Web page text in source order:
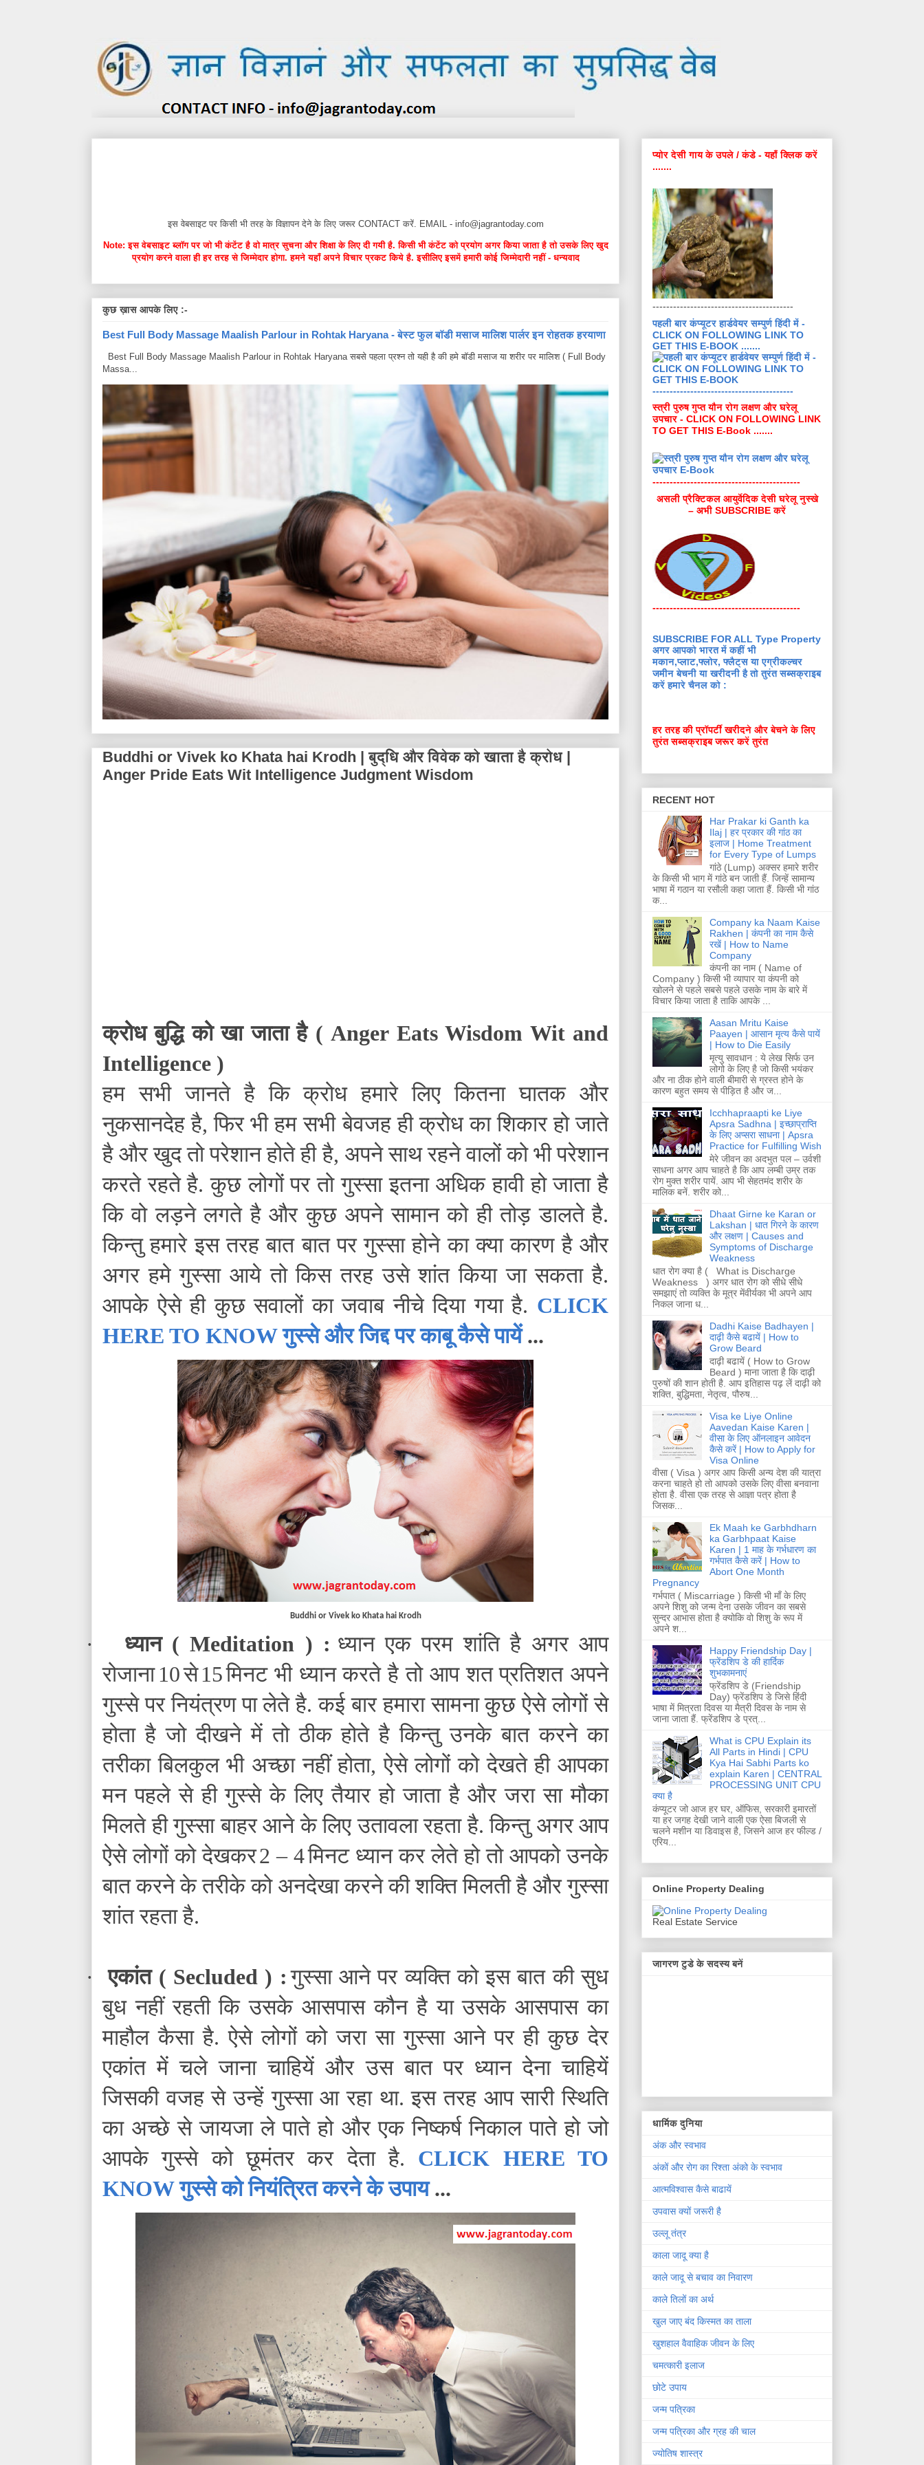
इस वेबसाइट पर किसी भी तरह के विज्ञापन देने के लिए जरूर CONTACT करें. EMAIL - info@jagrantoday.com
Note: इस वेबसाइट ब्लॉग पर जो भी कंटेंट है वो मात्र सुचना और शिक्षा के लिए दी गयी है. किसी भी कंटेंट को प्रयोग अगर किया जाता है तो उसके लिए खुद
प्रयोग करने वाला ही हर तरह से जिम्मेदार होगा. हमने यहाँ अपने विचार प्रकट किये है. इसीलिए इसमें हमारी कोई जिम्मेदारी नहीं - धन्यवाद
कुछ ख़ास आपके लिए :-
Best Full Body Massage Maalish Parlour in Rohtak Haryana - बेस्ट फुल बॉडी मसाज मालिश पार्लर इन रोहतक हरयाणा
Best Full Body Massage Maalish Parlour in Rohtak Haryana सबसे पहला प्रश्न तो यही है की हमे बॉडी मसाज या शरीर पर मालिश ( Full Body
Massa...
Buddhi or Vivek ko Khata hai Krodh | बुद्धि और विवेक को खाता है क्रोध |
Anger Pride Eats Wit Intelligence Judgment Wisdom
क्रोध बुद्धि को खा जाता है ( Anger Eats Wisdom Wit and
Intelligence )
हम सभी जानते है कि क्रोध हमारे लिए कितना घातक और
नुकसानदेह है, फिर भी हम सभी बेवजह ही क्रोध का शिकार हो जाते
है और खुद तो परेशान होते ही है, अपने साथ रहने वालों को भी परेशान
करते रहते है. कुछ लोगों पर तो गुस्सा इतना अधिक हावी हो जाता है
कि वो लड़ने लगते है और कुछ अपने सामान को ही तोड़ डालते है.
किन्तु हमारे इस तरह बात बात पर गुस्सा होने का क्या कारण है और
अगर हमे गुस्सा आये तो किस तरह उसे शांत किया जा सकता है.
आपके ऐसे ही कुछ सवालों का जवाब नीचे दिया गया है. CLICK
HERE TO KNOW गुस्से और जिद्द पर काबू कैसे पायें...
Buddhi or Vivek ko Khata hai Krodh
· ध्यान ( Meditation ) : ध्यान एक परम शांति है अगर आप
रोजाना 10से 15मिनट भी ध्यान करते है तो आप शत प्रतिशत अपने
गुस्से पर नियंत्रण पा लेते है. कई बार हमारा सामना कुछ ऐसे लोगों से
होता है जो दीखने में तो ठीक होते है किन्तु उनके बात करने का
तरीका बिलकुल भी अच्छा नहीं होता, ऐसे लोगों को देखते ही आपका
मन पहले से ही गुस्से के लिए तैयार हो जाता है और जरा सा मौका
मिलते ही गुस्सा बाहर आने के लिए उतावला रहता है. किन्तु अगर आप
ऐसे लोगों को देखकर2 – 4मिनट ध्यान कर लेते हो तो आपको उनके
बात करने के तरीके को अनदेखा करने की शक्ति मिलती है और गुस्सा
शांत रहता है.
· एकांत ( Secluded ) : गुस्सा आने पर व्यक्ति को इस बात की सुध
बुध नहीं रहती कि उसके आसपास कौन है या उसके आसपास का
माहौल कैसा है. ऐसे लोगों को जरा सा गुस्सा आने पर ही कुछ देर
एकांत में चले जाना चाहियें और उस बात पर ध्यान देना चाहियें
जिसकी वजह से उन्हें गुस्सा आ रहा था. इस तरह आप सारी स्थिति
का अच्छे से जायजा ले पाते हो और एक निष्कर्ष निकाल पाते हो जो
आपके गुस्से को छूमंतर कर देता है. CLICK HERE TO
KNOW गुस्से को नियंत्रित करने के उपाय...
प्योर देसी गाय के उपले / कंडे - यहाँ क्लिक करें
.......
-----------------------------------------
पहली बार कंप्यूटर हार्डवेयर सम्पुर्ण हिंदी में -
CLICK ON FOLLOWING LINK TO
GET THIS E-BOOK .......
-----------------------------------------
स्त्री पुरुष गुप्त यौन रोग लक्षण और घरेलू
उपचार - CLICK ON FOLLOWING LINK
TO GET THIS E-Book .......
-------------------------------------------
असली प्रैक्टिकल आयुर्वेदिक देसी घरेलू नुस्खे
– अभी SUBSCRIBE करें
-------------------------------------------
SUBSCRIBE FOR ALL Type Property
अगर आपको भारत में कहीं भी
मकान,प्लाट,फ्लोर, फ्लैट्स या एग्रीकल्चर
जमीन बेचनी या खरीदनी है तो तुरंत सब्सक्राइब
करें हमारे चैनल को :
हर तरह की प्रॉपर्टी खरीदने और बेचने के लिए
तुरंत सब्सक्राइब जरूर करें तुरंत
RECENT HOT
Har Prakar ki Ganth ka
Ilaj | हर प्रकार की गांठ का
इलाज | Home Treatment
for Every Type of Lumps
गांठे (Lump) अक्सर हमारे शरीर
के किसी भी भाग में गांठे बन जाती हैं. जिन्हें सामान्य
भाषा में गठान या रसौली कहा जाता हैं. किसी भी गांठ
क...
Company ka Naam Kaise
Rakhen | कंपनी का नाम कैसे
रखें | How to Name
Company
कंपनी का नाम ( Name of
Company ) किसी भी व्यापार या कंपनी को
खोलने से पहले सबसे पहले उसके नाम के बारे में
विचार किया जाता है ताकि आपके ...
Aasan Mritu Kaise
Paayen | आसान मृत्य कैसे पायें
| How to Die Easily
मृत्यु सावधान : ये लेख सिर्फ उन
लोगो के लिए है जो किसी भयंकर
और ना ठीक होने वाली बीमारी से ग्रस्त होने के
कारण बहुत समय से पीड़ित है और ज...
Icchhapraapti ke Liye
Apsra Sadhna | इच्छाप्राप्ति
के लिए अप्सरा साधना | Apsra
Practice for Fulfilling Wish
मेरे जीवन का अदभुत पल – उर्वशी
साधना अगर आप चाहते है कि आप लम्बी उम्र तक
रोग मुक्त शरीर पायें. आप भी सेहतमंद शरीर के
मालिक बनें. शरीर को...
Dhaat Girne ke Karan or
Lakshan | धात गिरने के कारण
और लक्षण | Causes and
Symptoms of Discharge
Weakness
धात रोग क्या है ( What is Discharge
Weakness ) अगर धात रोग को सीधे सीधे
समझाएं तो व्यक्ति के मूत्र मेंवीर्यका भी अपने आप
निकल जाना ध...
Dadhi Kaise Badhayen |
दाढ़ी कैसे बढायें | How to
Grow Beard
दाढ़ी बढायें ( How to Grow
Beard ) माना जाता है कि दाढ़ी
पुरुषों की शान होती है. आप इतिहास पढ़ लें दाढ़ी को
शक्ति, बुद्धिमता, नेतृत्व, पौरुष...
Visa ke Liye Online
Aavedan Kaise Karen |
वीसा के लिए ऑनलाइन आवेदन
कैसे करें | How to Apply for
Visa Online
वीसा ( Visa ) अगर आप किसी अन्य देश की यात्रा
करना चाहते हो तो आपको उसके लिए वीसा बनवाना
होता है. वीसा एक तरह से आज्ञा पत्र होता है
जिसक...
Ek Maah ke Garbhdharn
ka Garbhpaat Kaise
Karen | 1 माह के गर्भधारण का
गर्भपात कैसे करें | How to
Abort One Month
Pregnancy
गर्भपात ( Miscarriage ) किसी भी माँ के लिए
अपने शिशु को जन्म देना उसके जीवन का सबसे
सुन्दर आभास होता है क्योकि वो शिशु के रूप में
अपने श...
Happy Friendship Day |
फ्रेंडशिप डे की हार्दिक
शुभकामनाएं
फ्रेंडशिप डे (Friendship
Day) फ्रेंडशिप डे जिसे हिंदी
भाषा में मित्रता दिवस या मैत्री दिवस के नाम से
जाना जाता हैं. फ्रेंडशिप डे प्रत्...
What is CPU Explain its
All Parts in Hindi | CPU
Kya Hai Sabhi Parts ko
explain Karen | CENTRAL
PROCESSING UNIT CPU
क्या है
कंप्यूटर जो आज हर घर, ऑफिस, सरकारी इमारतों
या हर जगह देखी जाने वाली एक ऐसा बिजली से
चलने मशीन या डिवाइस है, जिसने आज हर फील्ड /
एरिय...
Online Property Dealing
Real Estate Service
जागरण टुडे के सदस्य बनें
धार्मिक दुनिया
अंक और स्वभाव
अंकों और रोग का रिश्ता अंको के स्वभाव
आत्मविश्वास कैसे बाढायें
उपवास क्यों जरूरी है
उल्लू तंत्र
काला जादू क्या है
काले जादू से बचाव का निवारण
काले तिलों का अर्थ
खुल जाए बंद किस्मत का ताला
खुशहाल वैवाहिक जीवन के लिए
चमत्कारी इलाज
छोटे उपाय
जन्म पत्रिका
जन्म पत्रिका और ग्रह की चाल
ज्योतिष शास्त्र